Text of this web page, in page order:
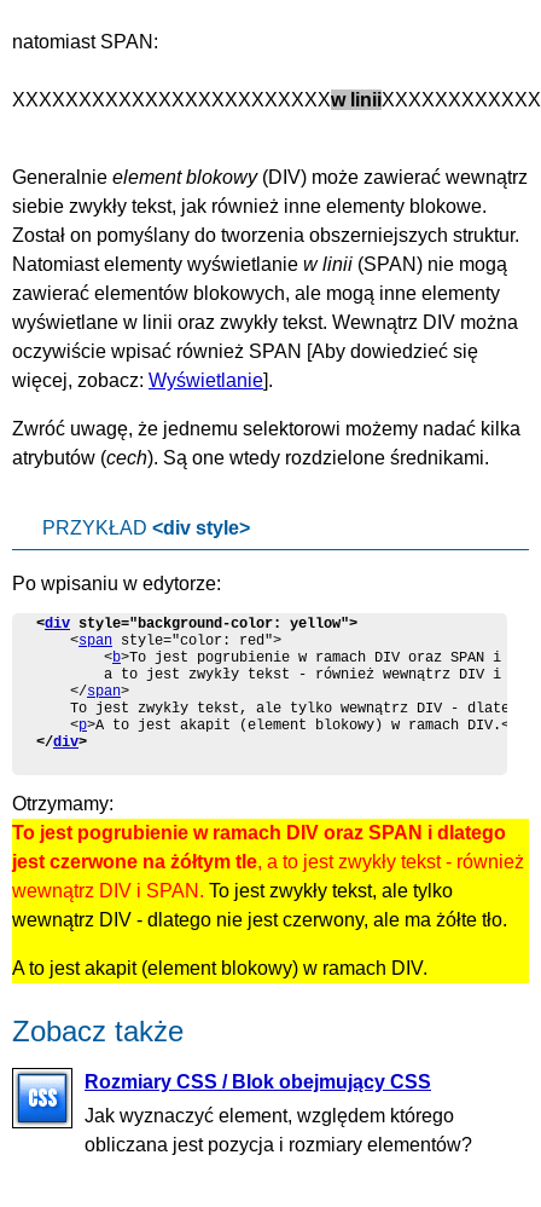
natomiast SPAN:
XXXXXXXXXXXXXXXXXXXXXXXXw linii
Generalnie element blokowy(DIV) może zawierać wewnątrz
siebie zwykły tekst, jak również inne elementy blokowe.
Został on pomyślany do tworzenia obszerniejszych struktur.
Natomiast elementy wyświetlanie w linii (SPAN) nie mogą
zawierać elementów blokowych, ale mogą inne elementy
wyświetlane w linii oraz zwykły tekst. Wewnątrz DIV można
oczywiście wpisać również SPAN [Aby dowiedzieć się
więcej, zobacz: Wyświetlanie].
Zwróć uwagę, że jednemu selektorowi możemy nadać kilka
atrybutów (cech). Są one wtedy rozdzielone średnikami.
PRZYKŁAD <div style>
Po wpisaniu w edytorze:
<div style="background-color: yellow">
	<
span style="color: red">
		<
b>To jest pogrubienie w ramach DIV oraz SPAN i
	</
span>
	<
p>A to jest akapit (element blokowy) w ramach DIV.</
</div>
Otrzymamy:
To jest pogrubienie w ramach DIV oraz SPAN i dlatego
jest czerwone na żółtym tle, a to jest zwykły tekst - również
wewnątrz DIV i SPAN. To jest zwykły tekst, ale tylko
wewnątrz DIV - dlatego nie jest czerwony, ale ma żółte tło.
A to jest akapit (element blokowy) w ramach DIV.
Zobacz także
Rozmiary CSS / Blok obejmujący CSS
Jak wyznaczyć element, względem którego
obliczana jest pozycja i rozmiary elementów?